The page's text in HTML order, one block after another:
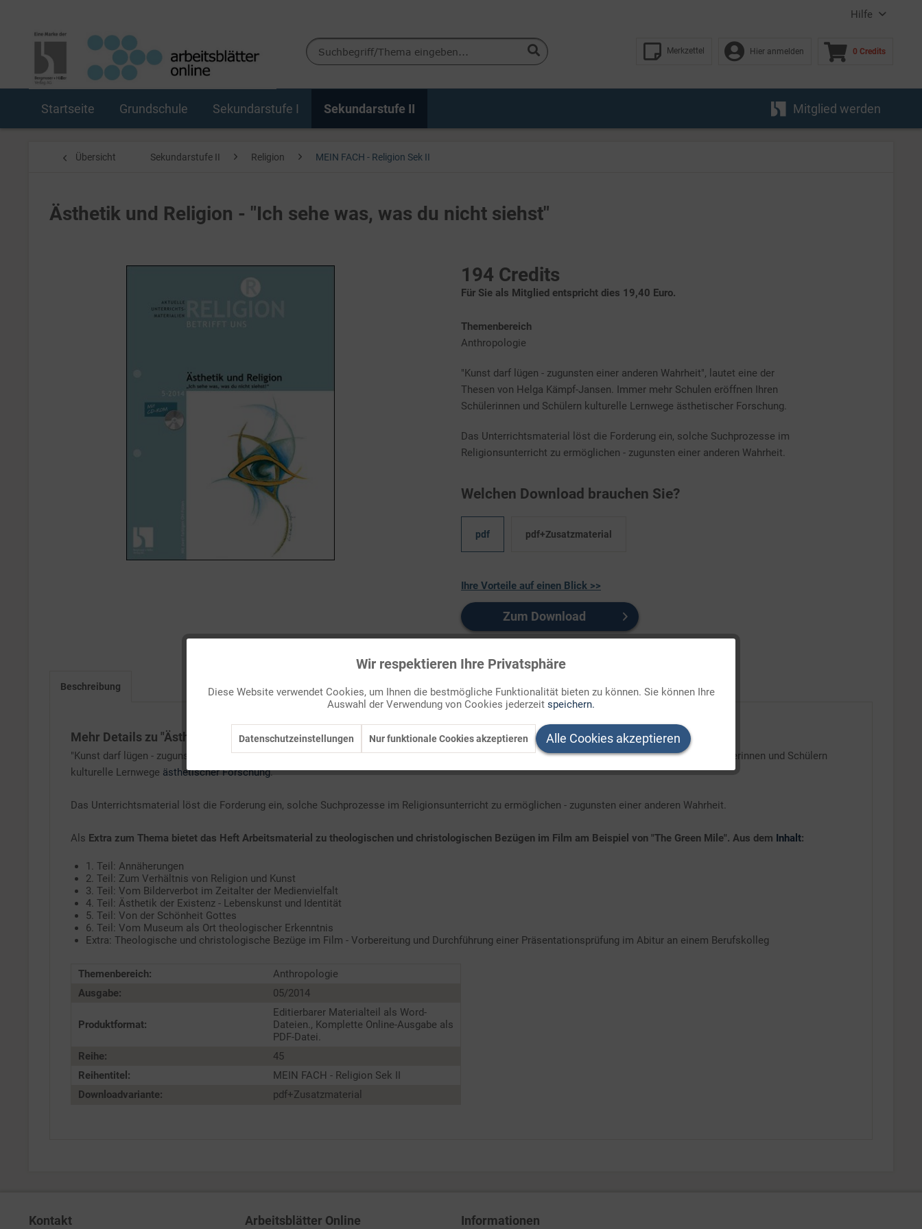
Hilfe
Merkzettel Hier anmelden 0 Credits
Startseite Grundschule Sekundarstufe I Sekundarstufe II Mitglied werden
Übersicht Sekundarstufe II Religion MEIN FACH - Religion Sek II
Ästhetik und Religion - "Ich sehe was, was du nicht siehst"
194 Credits
Für Sie als Mitglied entspricht dies 19,40 Euro.
Themenbereich
Anthropologie
"Kunst darf lügen - zugunsten einer anderen Wahrheit", lautet eine der
Thesen von Helga Kämpf-Jansen. Immer mehr Schulen eröffnen Ihren
Schülerinnen und Schülern kulturelle Lernwege ästhetischer Forschung.
Das Unterrichtsmaterial löst die Forderung ein, solche Suchprozesse im
Religionsunterricht zu ermöglichen - zugunsten einer anderen Wahrheit.
Welchen Download brauchen Sie?
pdf pdf+Zusatzmaterial
Ihre Vorteile auf einen Blick >>
Zum Download
Beschreibung
Mehr Details zu "Ästhetik und Religion - "Ich sehe was, was du nicht siehst""
"Kunst darf lügen - zugunsten einer anderen Wahrheit", lautet eine derThesen von Helga Kämpf-Jansen . Immer mehr Schulen eröffnen Ihren Schülerinnen und Schülern
kulturelle Lernwege ästhetischer Forschung.
Das Unterrichtsmaterial löst die Forderung ein, solche Suchprozesse im Religionsunterricht zu ermöglichen - zugunsten einer anderen Wahrheit.
Als Extra zum Thema bietet das Heft Arbeitsmaterial zu theologischen und christologischen Bezügen im Film am Beispiel von "The Green Mile". Aus dem Inhalt:
1. Teil: Annäherungen
2. Teil: Zum Verhältnis von Religion und Kunst
3. Teil: Vom Bilderverbot im Zeitalter der Medienvielfalt
4. Teil: Ästhetik der Existenz - Lebenskunst und Identität
5. Teil: Von der Schönheit Gottes
6. Teil: Vom Museum als Ort theologischer Erkenntnis
Extra: Theologische und christologische Bezüge im Film - Vorbereitung und Durchführung einer Präsentationsprüfung im Abitur an einem Berufskolleg
Themenbereich:
Anthropologie
Ausgabe:
05/2014
Produktformat:
Editierbarer Materialteil als Word-
Dateien., Komplette Online-Ausgabe als
PDF-Datei.
Reihe:
45
Reihentitel:
MEIN FACH - Religion Sek II
Downloadvariante:
pdf+Zusatzmaterial
Kontakt Arbeitsblätter Online Informationen
Inaktiv
Wir respektieren Ihre Privatsphäre
Diese Website verwendet Cookies, um Ihnen die bestmögliche Funktionalität bieten zu können. Sie können Ihre
Auswahl der Verwendung von Cookies jederzeit speichern.
Datenschutzeinstellungen Nur funktionale Cookies akzeptieren Alle Cookies akzeptieren